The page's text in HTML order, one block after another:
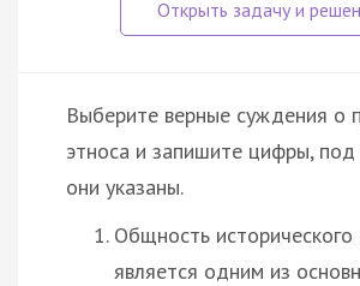
Выберите верные суждения о
этноса и запишите цифры,
они указаны.
Общность исторического
является одним из